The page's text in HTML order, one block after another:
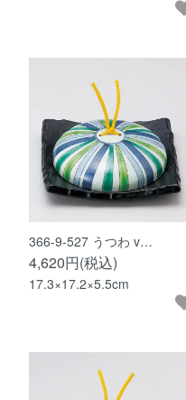
366-9-527 うつわ v…
4,620円(税込)
17.3×17.2×5.5cm